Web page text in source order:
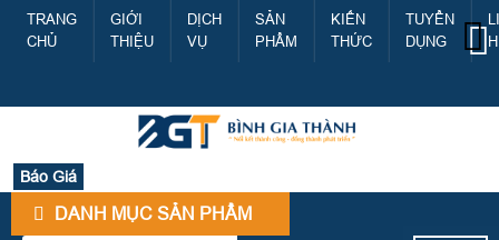
TRANG
CHỦ
GIỚI
THIỆU
DỊCH
VỤ
SẢN
PHẨM
KIẾN
THỨC
TUYỂN
DỤNG
Báo Giá
DANH MỤC SẢN PHẨM